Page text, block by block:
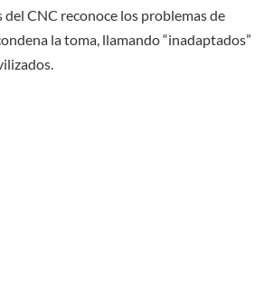
CNC reconoce los problemas de
la toma, llamando “inadaptados”